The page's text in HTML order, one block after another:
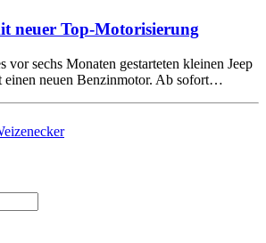
neuer Top-Motorisierung
vor sechs Monaten gestarteten kleinen Jeep
einen neuen Benzinmotor. Ab sofort…